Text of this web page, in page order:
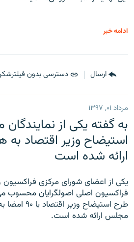
ادامه خبر
ارسال دسترسی بدون
مرداد ۰۱, ۱۳۹۷
به گفته یکی از
استیضاح وزیر اقتصاد به
ارائه شده است
یکی از اعضای شورای مرکزی
فراکسیون اصلی اصولگرایان محسوب
طرح استیضاح
مجلس ارائه شده است.